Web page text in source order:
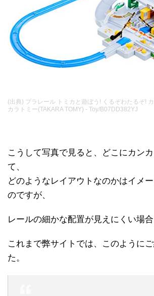
(出典) プラレール トミカと遊ぼう! くるぞわたるぞ!
カラトミー(TAKARA TOMY) - Toy/B07DD382YJ
こうして写真で見ると、どこにカン
て、
どのようなレイアウトなのかはイメ
のですが、
レールの細かな配置が見えにくい場合
これまで弊サイトでは、このように
た。